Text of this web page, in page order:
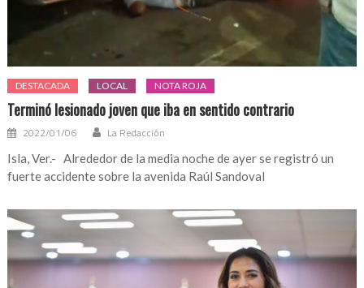
DESTACADA LOCAL NOTA ROJA
Terminó lesionado joven que iba en sentido contrario
2022/01/06 La Redacción
Isla, Ver.- Alrededor de la media noche de ayer se registró un
fuerte accidente sobre la avenida Raúl Sandoval